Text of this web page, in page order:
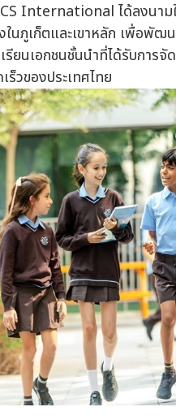
International ได้ลงนาม
ในภูเก็ตและเขาหลัก เพื่อพัฒ
รียนเอกชนชั้นนำที่ได้รับการ
ร็วของประเทศไทย